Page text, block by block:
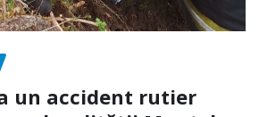
un accident rutier